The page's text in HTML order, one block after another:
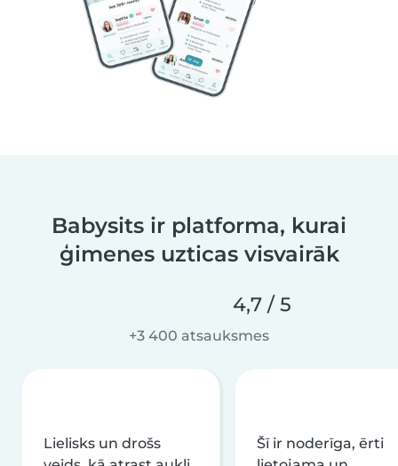
Babysits ir platforma, kurai
ģimenes uzticas visvairāk
4,7 / 5
+3 400 atsauksmes
Lielisks un drošs
Šī ir noderīga, ērti